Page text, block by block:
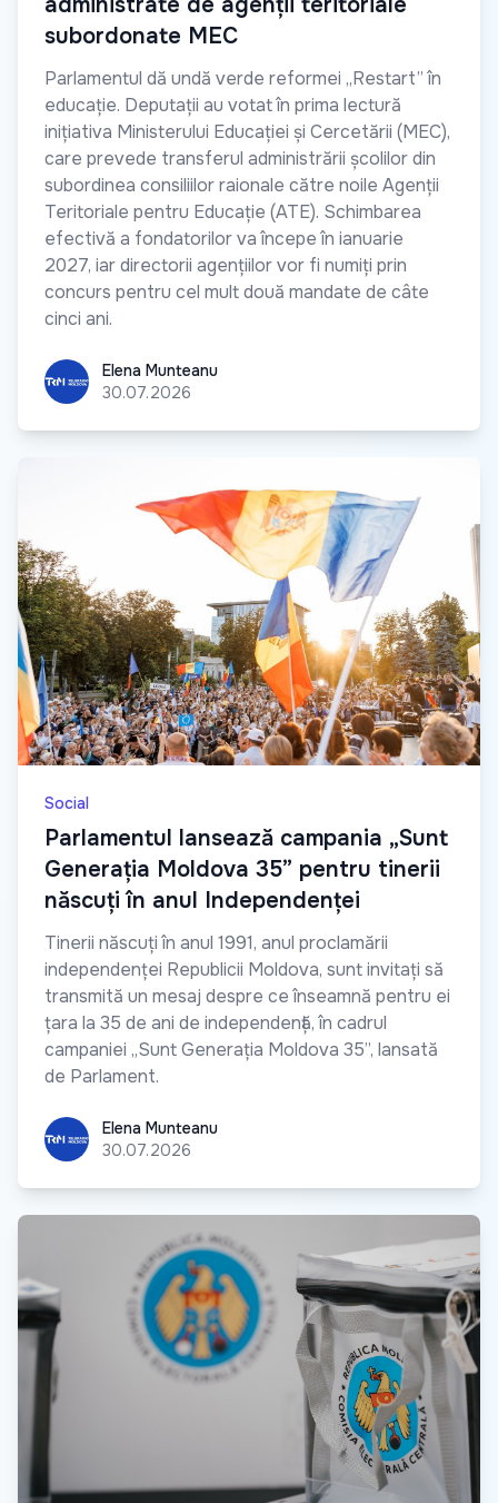
subordonate MEC
Parlamentul dă undă verde reformei „Restart” în
educație. Deputații au votat în prima lectură
inițiativa Ministerului Educației și Cercetării (MEC),
care prevede transferul administrării școlilor din
subordinea consiliilor raionale către noile Agenții
Teritoriale pentru Educație (ATE). Schimbarea
efectivă a fondatorilor va începe în ianuarie
2027, iar directorii agențiilor vor fi numiți prin
concurs pentru cel mult două mandate de câte
cinci ani.
Elena Munteanu
Elena Munteanu
30.07.2026
Social
Parlamentul lansează campania „Sunt
Generația Moldova 35” pentru tinerii
născuți în anul Independenței
Tinerii născuți în anul 1991, anul proclamării
independenței Republicii Moldova, sunt invitați să
transmită un mesaj despre ce înseamnă pentru ei
țara la 35 de ani de independență, în cadrul
campaniei „Sunt Generația Moldova 35”, lansată
de Parlament.
Elena Munteanu
Elena Munteanu
30.07.2026